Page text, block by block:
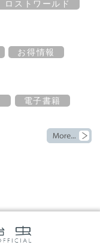
ロストワールド
お得情報
電子書籍